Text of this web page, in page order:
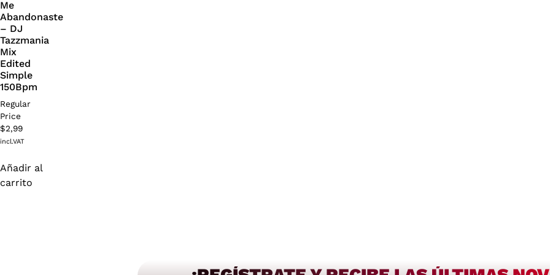
Me
Abandonaste
– DJ
Tazzmania
Mix
Edited
Simple
150Bpm
Regular
Price
$2,99
incl.VAT
Añadir al
carrito